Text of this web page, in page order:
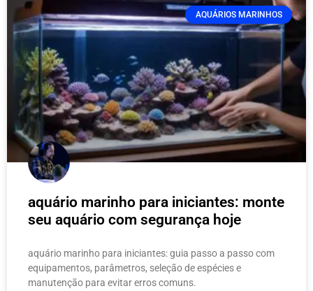
AQUÁRIOS MARINHOS
aquário marinho para iniciantes: monte
seu aquário com segurança hoje
aquário marinho para iniciantes: guia passo a passo com
equipamentos, parâmetros, seleção de espécies e
manutenção para evitar erros comuns.